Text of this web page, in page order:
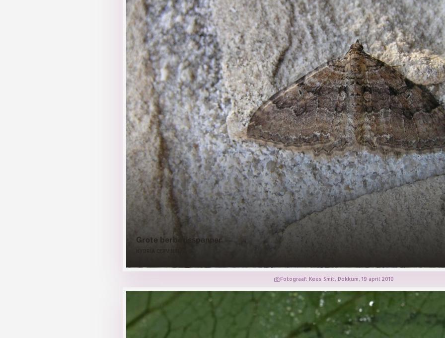
Grote berberisspanner
HYDRIA CERVINALIS
Fotograaf: Kees Smit, Dokkum, 19 april 2010